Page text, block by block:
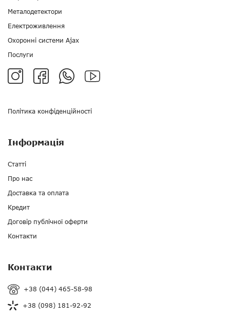
Політика конфіденційності
Металодетектори
Електроживлення
Охоронні системи Ajax
Послуги
Інформація
Статті
Про нас
Доставка та оплата
Кредит
Договір публічної оферти
Контакти
Контакти
+38 (044) 465-58-98
+38 (098) 181-92-92